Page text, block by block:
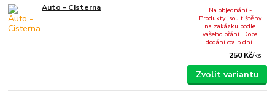
Auto - Cisterna
250 Kč/ks
Na objednání -
Produkty jsou tištěny
na zakázku podle
vašeho přání. Doba
dodání cca 5 dní.
Zvolit variantu